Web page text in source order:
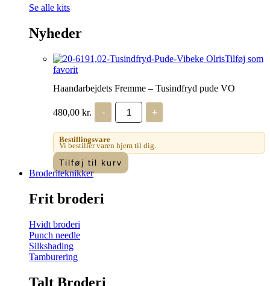
Se alle kits
Nyheder
Tilføj som
favorit
Haandarbejdets Fremme – Tusindfryd pude VO
480,00 kr. -
Haandarbejdets
Fremme
-
Tusindfryd
pude
VO
antal
+
Bestillingsvare
Vi bestiller varen hjem til dig.
Tilføj til kurv
Broderiteknikker
Frit broderi
Hvidt broderi
Punch needle
Silkshading
Tamburering
Talt Broderi